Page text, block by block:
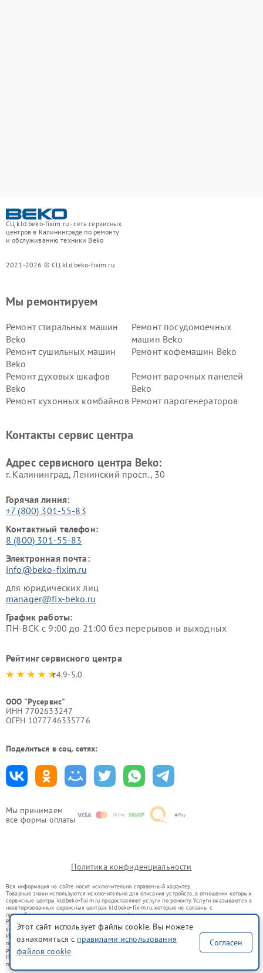
СЦ kld.beko-fixim.ru - сеть сервисных
центров в Калининграде по ремонту
и обслуживанию техники Beko
2021-2026 © СЦ kld.beko-fixim.ru
Мы принимаем
все формы оплаты
Мы ремонтируем
Ремонт стиральных машин
Beko
Ремонт посудомоечных
машин Beko
Ремонт сушильных машин
Beko
Ремонт кофемашин Beko
Ремонт духовых шкафов
Beko
Ремонт варочных панелей
Beko
Ремонт кухонных комбайнов Ремонт парогенераторов
Ремонт холодильников Beko Ремонт морозильных камер
Контакты сервис центра
Адрес сервисного центра Beko:
г. Калининград, Ленинский просп., 30
Горячая линия:
+7 (800) 301-55-83
Контактный телефон:
8 (800) 301-55-83
Электронная почта:
info@beko-fixim.ru
для юридических лиц
manager@fix-beko.ru
График работы:
ПН-ВСК с 9:00 до 21:00 без перерывов и выходных
Рейтинг сервисного центра
4.9-5.0
ООО "Русервис"
ИНН 7702633247
ОГРН 1077746335776
Поделиться в соц. сетях:
Политика конфиденциальности
Вся информация на сайте носит исключительно справочный характер.
Товарные знаки используются исключительно для описания устройств, в отношении которых
сервисные центры kld.beko-fixim.ru предоставляют услуги по ремонту. Услуги оказываются в
неавторизованных сервисных центрах kld.beko-fixim.ru, которые не связаны с
правообладателями товарных знаков или их официальными представителями.
Ремонт осуществляется для устройств, уже введенных в гражданский оборот в соответствии
со статьей 1487 ГК РФ.
Использование товарных знаков не преследует цели индивидуализации услуг или введения
потребителей в заблуждение, а служит для информирования о предоставляемых услугах по
ремонту техники указанных брендов.
Представленная на сайте информация не является публичной офертой, определяемой
положениями Статьи 437(2) Гражданского кодекса РФ
Этот сайт использует файлы cookie. Вы можете
ознакомиться с правилами использования
файлов cookie
Согласен